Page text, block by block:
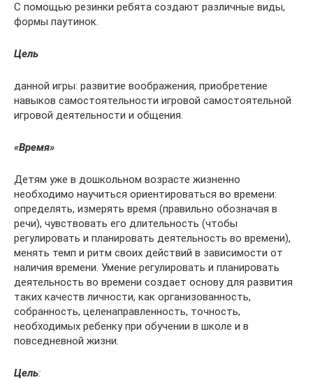
С помощью резинки ребята создают различные виды,
формы паутинок.
Цель
данной игры: развитие воображения, приобретение
навыков самостоятельности игровой самостоятельной
игровой деятельности и общения.
«Время»
Детям уже в дошкольном возрасте жизненно
необходимо научиться ориентироваться во времени:
определять, измерять время (правильно обозначая в
речи), чувствовать его длительность (чтобы
регулировать и планировать деятельность во времени),
менять темп и ритм своих действий в зависимости от
наличия времени. Умение регулировать и планировать
деятельность во времени создает основу для развития
таких качеств личности, как организованность,
собранность, целенаправленность, точность,
необходимых ребенку при обучении в школе и в
повседневной жизни.
Цель: